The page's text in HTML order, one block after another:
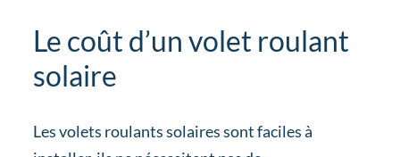
Le coût d’un volet roulant
solaire
Les volets roulants solaires sont faciles à